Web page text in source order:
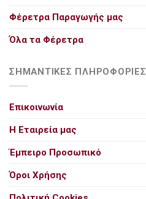
Φέρετρα Παραγωγής μας
Όλα τα Φέρετρα
ΣΗΜΑΝΤΙΚΕΣ ΠΛΗΡΟΦΟΡΙΕΣ
Επικοινωνία
Η Εταιρεία μας
Έμπειρο Προσωπικό
Όροι Χρήσης